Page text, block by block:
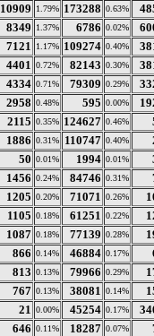
10909 1.79% 173288 0.63%
8349 1.37% 6786 0.02%
7121 1.17% 109274 0.40%
4401 0.72% 82143 0.30%
4334 0.71% 79309 0.29%
2958 0.48% 595 0.00%
2115 0.35% 124627 0.46%
1886 0.31% 110747 0.40%
50 0.01% 1994 0.01%
1456 0.24% 84746 0.31%
1205 0.20% 71071 0.26%
1105 0.18% 61251 0.22%
1087 0.18% 77139 0.28%
866 0.14% 46884 0.17%
813 0.13% 79966 0.29%
767 0.13% 38081 0.14%
21 0.00% 45254 0.17%
646 0.11% 18287 0.07%